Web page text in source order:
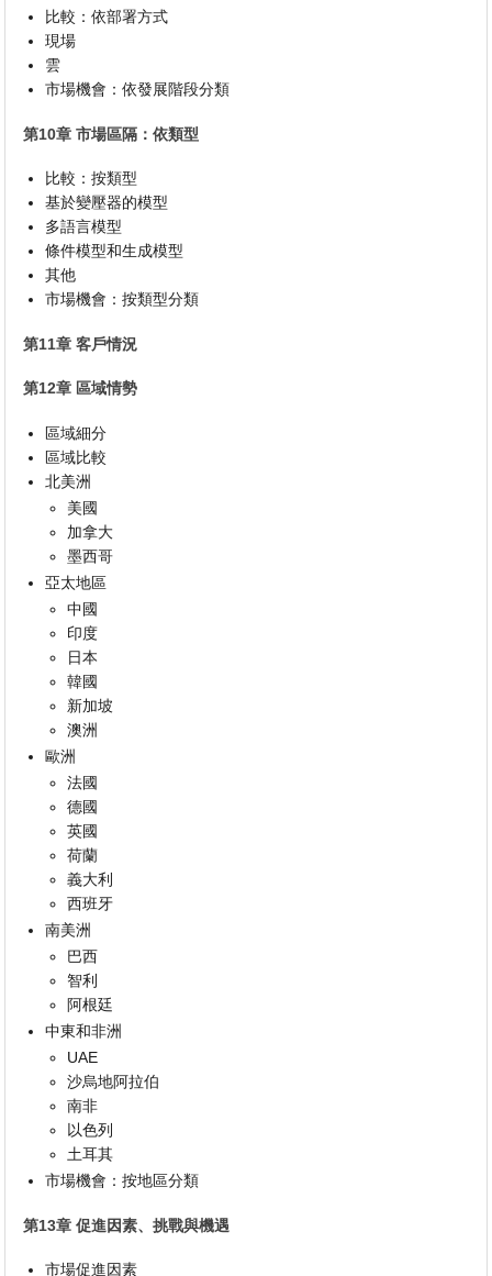
比較：依部署方式
現場
雲
市場機會：依發展階段分類
第10章 市場區隔：依類型
比較：按類型
基於變壓器的模型
多語言模型
條件模型和生成模型
其他
市場機會：按類型分類
第11章 客戶情況
第12章 區域情勢
區域細分
區域比較
北美洲
美國
加拿大
墨西哥
亞太地區
中國
印度
日本
韓國
新加坡
澳洲
歐洲
法國
德國
英國
荷蘭
義大利
西班牙
南美洲
巴西
智利
阿根廷
中東和非洲
UAE
沙烏地阿拉伯
南非
以色列
土耳其
市場機會：按地區分類
第13章 促進因素、挑戰與機遇
市場促進因素